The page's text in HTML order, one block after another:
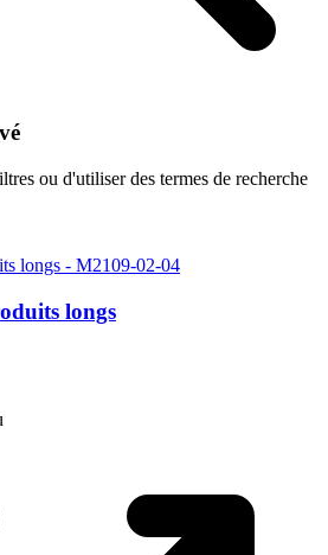
ou d'utiliser des termes de recherche
longs